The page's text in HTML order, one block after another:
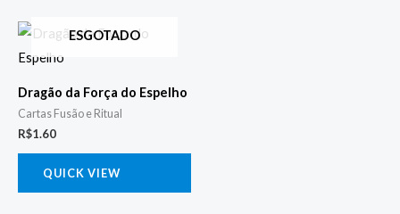
ESGOTADO
Dragão da Força do Espelho
Cartas Fusão e Ritual
R$1.60
QUICK VIEW